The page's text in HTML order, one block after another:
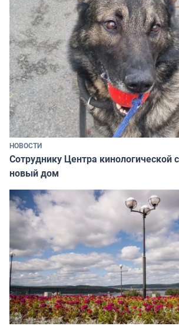
НОВОСТИ
Сотруднику Центра
новый дом